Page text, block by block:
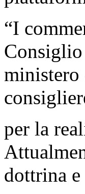
“I
per la
dottrina